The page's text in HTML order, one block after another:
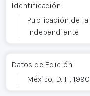
Identificación
Publicación de
Independiente
Datos de Edición
México, D. F.,